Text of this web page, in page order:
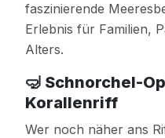
faszinierende
Erlebnis für Familien,
Alters.
🤿 Schnorchel-
Korallenriff
Wer noch näher ans